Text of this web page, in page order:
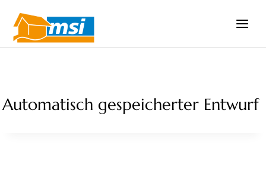
Inhalt
springen
Automatisch gespeicherter Entwurf